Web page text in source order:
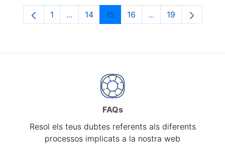
Pàgina
1 ...Pàgines intermèdies Utilitzeu TAB per
Pàgina
14 Pàgina
15 Pàgina
16 ...PàginesPàgina
19
FAQs
Resol els teus dubtes referents als diferents
processos implicats a la nostra web